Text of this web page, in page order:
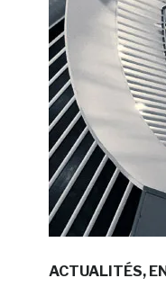
ACTUALITÉS